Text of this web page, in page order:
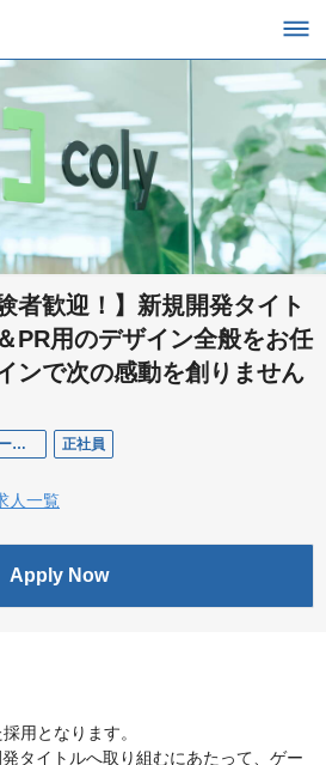
者歓迎！】新規開発タイト
PR用のデザイン全般をお任
ンで次の感動を創りません
グラフィックデザイナー／アートディレクター（新規タイトル） 正社員
人一覧
Apply Now
用となります。
タイトルへ取り組むにあたって、ゲー